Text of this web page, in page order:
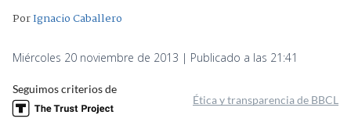
PorIgnacio Caballero
Miércoles 20 noviembre de 2013 | Publicado a las 21:41
Seguimos criterios de
Ética y transparencia de BBCL